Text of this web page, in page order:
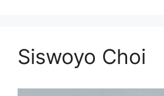
Siswoyo Choi